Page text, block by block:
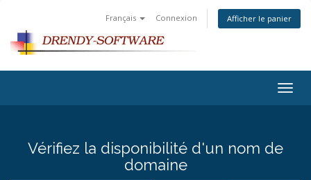
Français Connexion Afficher le panier
Vérifiez la disponibilité d'un nom de
domaine